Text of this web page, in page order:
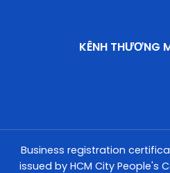
KÊNH THƯƠNG
Business registration
issued by HCM City People's